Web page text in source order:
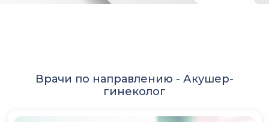
Врачи по направлению - Акушер-
гинеколог